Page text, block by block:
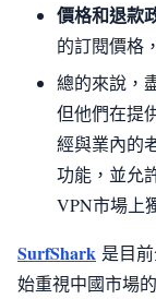
價格和退款
的訂閱價格
總的來說，
但他們在提
經與業內的
功能，並允
VPN市場上
SurfShark 是目
始重視中國市場